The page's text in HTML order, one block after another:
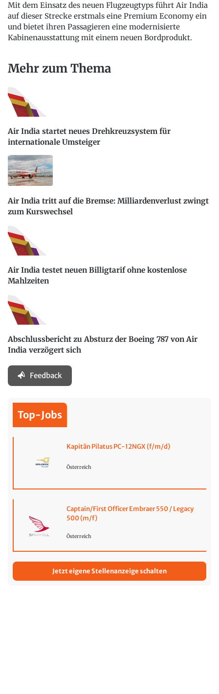
Mit dem Einsatz des neuen Flugzeugtyps führt Air India
auf dieser Strecke erstmals eine Premium Economy ein
und bietet ihren Passagieren eine modernisierte
Kabinenausstattung mit einem neuen Bordprodukt.
Mehr zum Thema
Air India startet neues Drehkreuzsystem für
internationale Umsteiger
Air India tritt auf die Bremse: Milliardenverlust zwingt
zum Kurswechsel
Air India testet neuen Billigtarif ohne kostenlose
Mahlzeiten
Abschlussbericht zu Absturz der Boeing 787 von Air
India verzögert sich
Feedback
Top-Jobs
Kapitän Pilatus PC-12NGX (f/m/d)
Österreich
Captain/First Officer Embraer 550 / Legacy
500 (m/f)
Österreich
Jetzt eigene Stellenanzeige schalten